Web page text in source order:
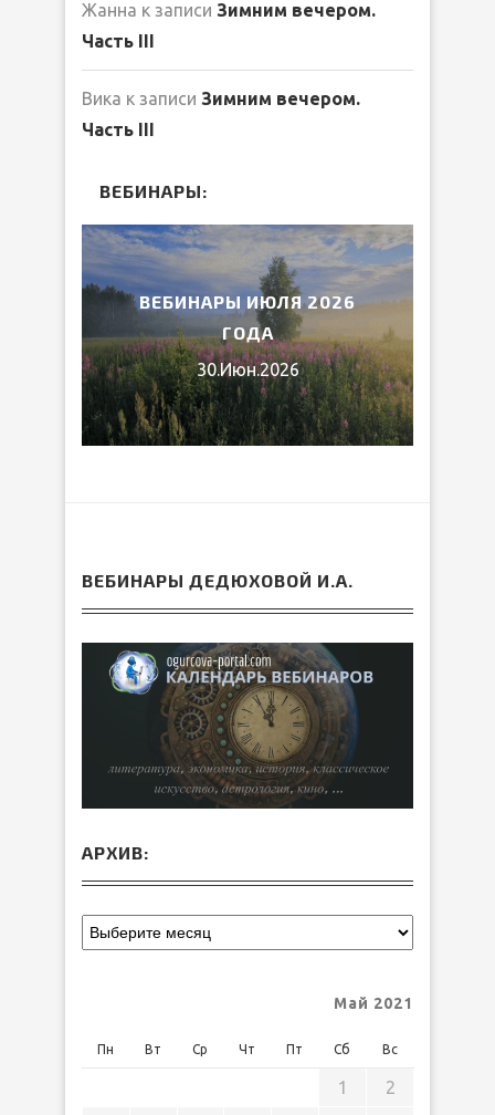
Жанна к записи Зимним вечером.
Часть III
Вика к записи Зимним вечером.
Часть III
ВЕБИНАРЫ:
ВЕБИНАРЫ ИЮЛЯ 2026
ГОДА
30.Июн.2026
ВЕБИНАРЫ ДЕДЮХОВОЙ И.А.
АРХИВ:
Май 2021
Пн Вт Ср Чт Пт Сб Вс
1
2